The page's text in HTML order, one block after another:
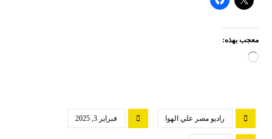
معجب بهذه:
راديو مصر علي الهوا فبراير 3, 2025